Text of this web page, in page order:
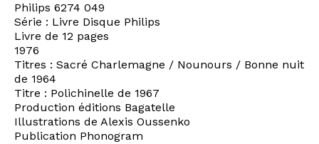
Philips 6274 049
Série : Livre Disque Philips
Livre de 12 pages
1976
Titres : Sacré Charlemagne / Nounours / Bonne nuit
de 1964
Titre : Polichinelle de 1967
Production éditions Bagatelle
Illustrations de Alexis Oussenko
Publication Phonogram